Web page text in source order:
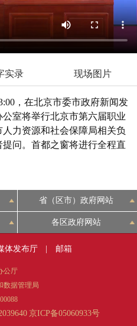
实录 现场图片
，在北京市委市政府新闻发
室将举行北京市第六届职业
力资源和社会保障局相关负
问。首都之窗将进行全程直
省（区市）政府网站
各区政府网站
体发布厅 邮箱
公厅
数据管理局
京ICP备05060933号